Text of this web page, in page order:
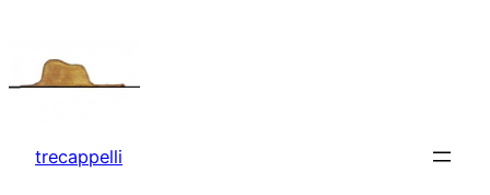
contenuto
trecappelli